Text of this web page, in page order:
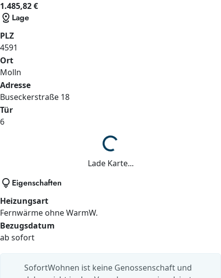
1.485,82 €
distance Lage
PLZ
4591
Ort
Molln
Adresse
Buseckerstraße 18
Tür
6
Lade...
Lade Karte...
lightbulb Eigenschaften
Heizungsart
Fernwärme ohne WarmW.
Bezugsdatum
ab sofort
SofortWohnen ist keine Genossenschaft und